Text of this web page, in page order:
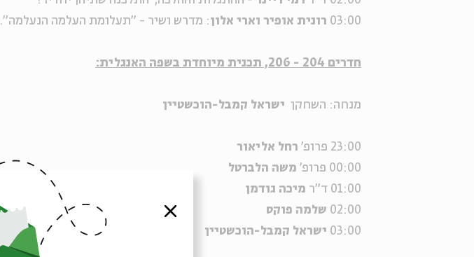
03:00 רונית אופיר וארי אלון: מדרש ושיר - "תעלומת העלמה הנעלמה".
חדרים 204 - 206, תכנית מיוחדת בשפה האנגלית:
מנחה: השחקן ישראל קמבל-הוכשטיין
23:00 פרופ'
רחל אליאור
00:00 פרופ'
משה הלברטל
01:00 ד"ר
מיכה גודמן
02:00 שלמה פוקס
03:00 ישראל קמבל-הוכשטיין
סגור